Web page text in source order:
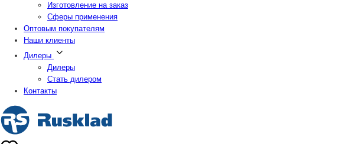
Изготовление на заказ
Сферы применения
Оптовым покупателям
Наши клиенты
Дилеры
Дилеры
Стать дилером
Контакты